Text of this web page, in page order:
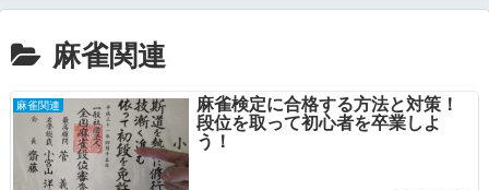
麻雀関連
麻雀関連
麻雀検定に合格する方法と対策！
段位を取って初心者を卒業しよ
う！